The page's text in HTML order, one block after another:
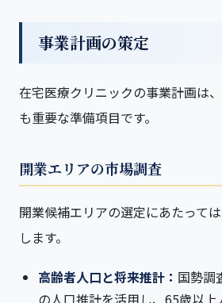
事業計画の策定
在宅医療クリニックの事業計画は
も重要な準備項目です。
開業エリアの市場調査
開業候補エリアの選定にあたって
します。
高齢者人口と将来推計： 国勢調
の人口推計を活用し、65歳以